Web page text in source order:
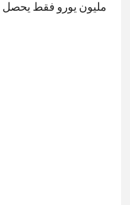
مليون يورو فقط يحصل